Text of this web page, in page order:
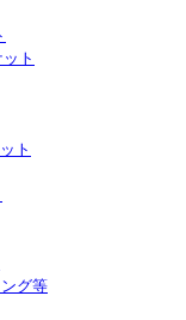
ト
ト
グ等